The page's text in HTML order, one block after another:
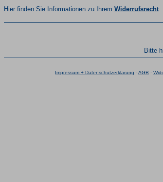
Hier finden Sie Informationen zu Ihrem Widerrufsrecht.
Bitte
Impressum + Datenschutzerklärung -AGB -